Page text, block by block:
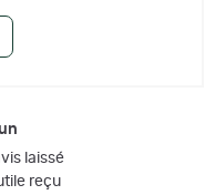
laissé
reçu